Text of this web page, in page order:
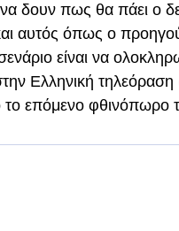
δουν πως θα πάει ο
αυτός όπως ο
είναι να
στην Ελληνική
το επόμενο φθινόπωρο